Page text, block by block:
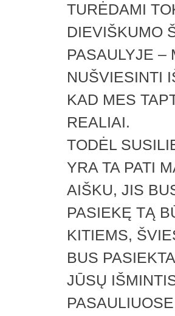
TURĖDAMI
DIEVIŠKUMO
PASAULYJE –
NUŠVIESINTI
KAD MES
REALIAI.
TODĖL
YRA TA PATI
AIŠKU, JIS
PASIEKĘ TĄ
KITIEMS,
BUS
JŪSŲ